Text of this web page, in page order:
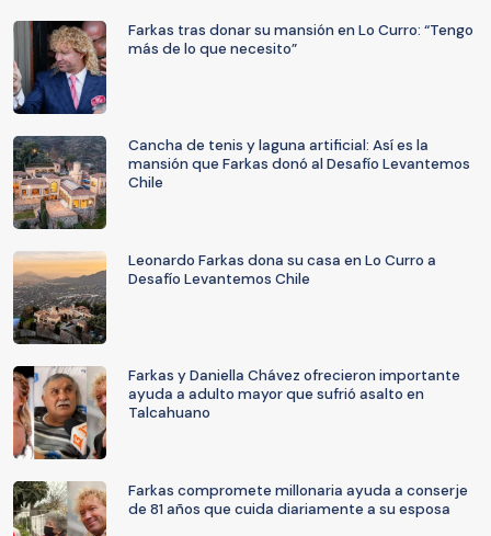
Farkas tras donar su mansión en Lo Curro: “Tengo
más de lo que necesito”
Cancha de tenis y laguna artificial: Así es la
mansión que Farkas donó al Desafío Levantemos
Chile
Leonardo Farkas dona su casa en Lo Curro a
Desafío Levantemos Chile
Farkas y Daniella Chávez ofrecieron importante
ayuda a adulto mayor que sufrió asalto en
Talcahuano
Farkas compromete millonaria ayuda a conserje
de 81 años que cuida diariamente a su esposa